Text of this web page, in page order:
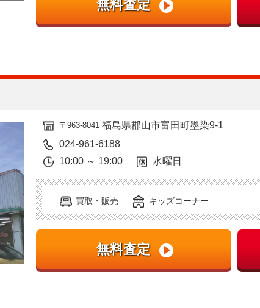
〒963-8041 福島県郡山市富田町墨染9-1
024-961-6188
10:00 ～ 19:00
水曜日
買取・販売 キッズコーナー